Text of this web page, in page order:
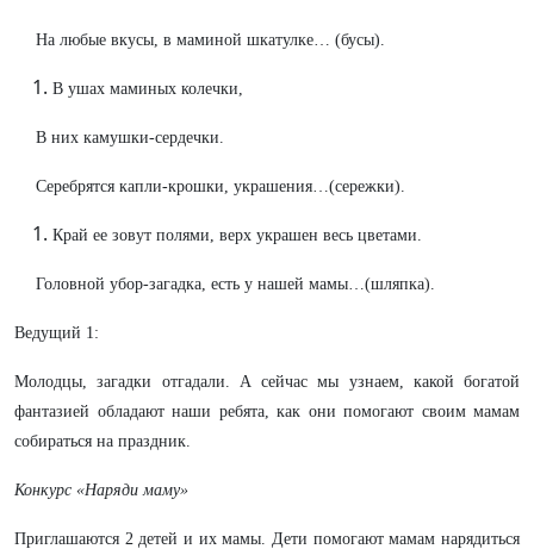
На любые вкусы, в маминой шкатулке… (бусы).
В ушах маминых колечки,
В них камушки-сердечки.
Серебрятся капли-крошки, украшения…(сережки).
Край ее зовут полями, верх украшен весь цветами.
Головной убор-загадка, есть у нашей мамы…(шляпка).
Ведущий 1:
Молодцы, загадки отгадали. А сейчас мы узнаем, какой богатой
фантазией обладают наши ребята, как они помогают своим мамам
собираться на праздник.
Конкурс «Наряди маму»
Приглашаются 2 детей и их мамы. Дети помогают мамам нарядиться